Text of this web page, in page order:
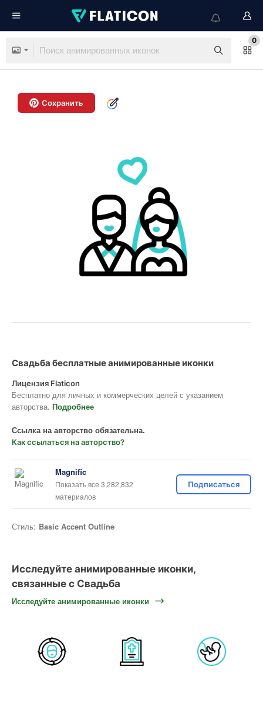
0
Сохранить
Свадьба бесплатные анимированные иконки
Лицензия Flaticon
Бесплатно для личных и коммерческих целей с указанием
авторства. Подробнее
Ссылка на авторство обязательна.
Как ссылаться на авторство?
Magnific
Показать все 3,282,832
материалов
Подписаться
Стиль: Basic Accent Outline
Исследуйте анимированные иконки,
связанные с Свадьба
Исследуйте анимированные иконки